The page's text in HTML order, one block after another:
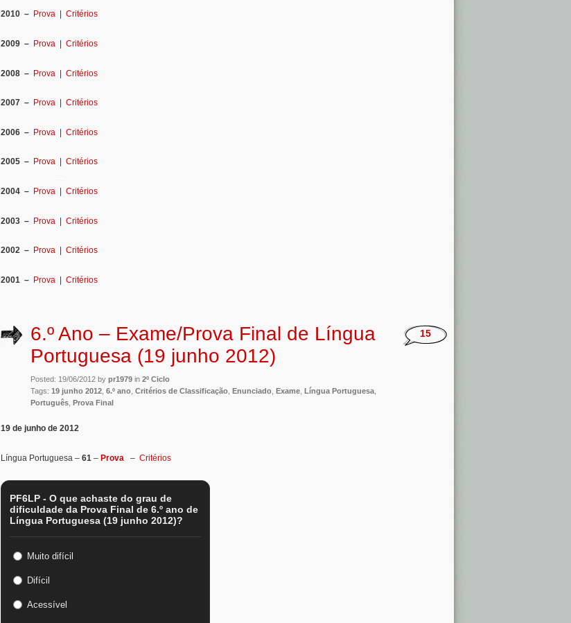
2010 – Prova Critérios
2009 – Prova Critérios
2008 – Prova | Critérios
2007 – Prova Critérios
2006 – Prova | Critérios
2005 – Prova Critérios
2004 – Prova Critérios
2003 – Prova | Critérios
2002 – Prova Critérios
2001 – Prova | Critérios
6.º Ano – Exame/Prova Final de Língua
Portuguesa (19 junho 2012)
Posted: 19/06/2012 by pr1979 in 2º Ciclo
Tags: 19 junho 2012 6.º ano Critérios de Classificação Enunciado Exame Língua Portuguesa
Português
Prova Final
15
19 de junho de 2012
Língua Portuguesa – 61 – Prova – Critérios
PF6LP - O que achaste do grau de
dificuldade da Prova Final de 6.º ano de
Língua Portuguesa (19 junho 2012)?
Muito difícil
Difícil
Acessível